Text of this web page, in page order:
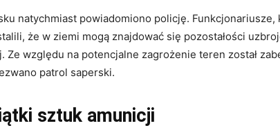
natychmiast powiadomiono policję.
że w ziemi mogą znajdować się pozostałości
Ze względu na potencjalne zagrożenie teren został
patrol saperski.
sztuk amunicji